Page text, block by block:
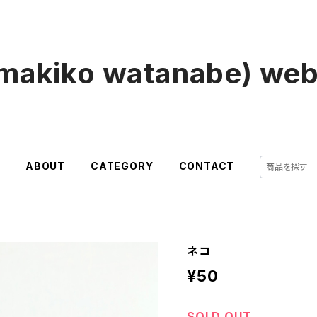
watanabe)
ABOUT CATEGORY CONTACT
ネコ
¥50